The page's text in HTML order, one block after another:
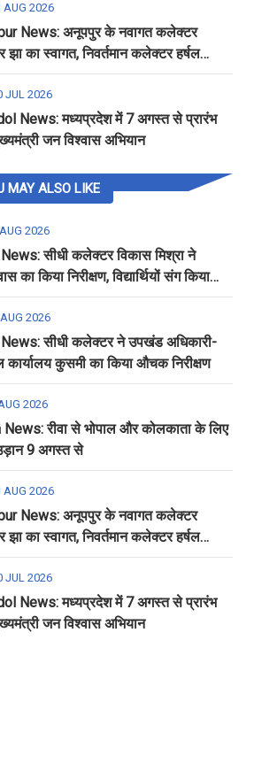
AUG 2026
News: अनूपपुर के नवागत कलेक्टर
झा का स्वागत, निवर्तमान कलेक्टर हर्षल
दी गई विदाई
JUL 2026
News: मध्यप्रदेश में 7 अगस्त से प्रारंभ
जन विश्वास अभियान
MAY ALSO LIKE
2026
सीधी कलेक्टर विकास मिश्रा ने
का किया निरीक्षण, विद्यार्थियों संग किया
2026
सीधी कलेक्टर ने उपखंड अधिकारी-
कार्यालय कुसमी का किया औचक निरीक्षण
2026
News: रीवा से भोपाल और कोलकाता के लिए
9 अगस्त से
AUG 2026
News: अनूपपुर के नवागत कलेक्टर
झा का स्वागत, निवर्तमान कलेक्टर हर्षल
दी गई विदाई
JUL 2026
News: मध्यप्रदेश में 7 अगस्त से प्रारंभ
जन विश्वास अभियान